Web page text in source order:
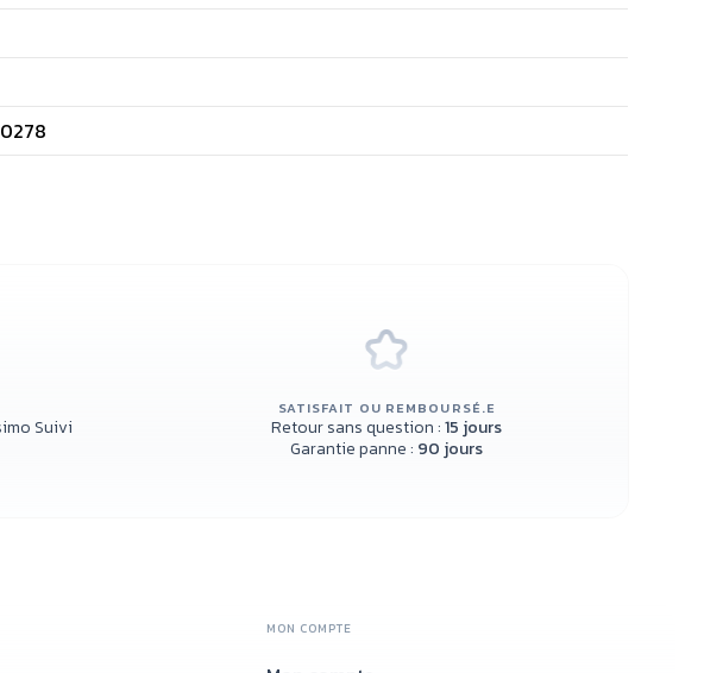
Suivi
SATISFAIT OU REMBOURSÉ.E
Retour sans question :15 jours
Garantie panne : 90 jours
MON COMPTE